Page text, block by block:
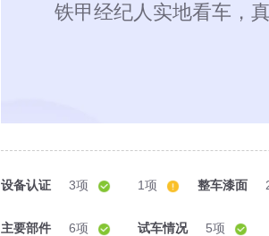
铁甲经纪人实地看车，
设备认证 3项 1项 整车漆面
主要部件 6项 试车情况 5项